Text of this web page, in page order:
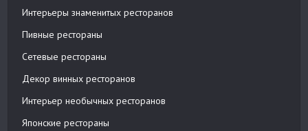
Интерьеры знаменитых ресторанов
Пивные рестораны
Сетевые рестораны
Декор винных ресторанов
Интерьер необычных ресторанов
Японские рестораны